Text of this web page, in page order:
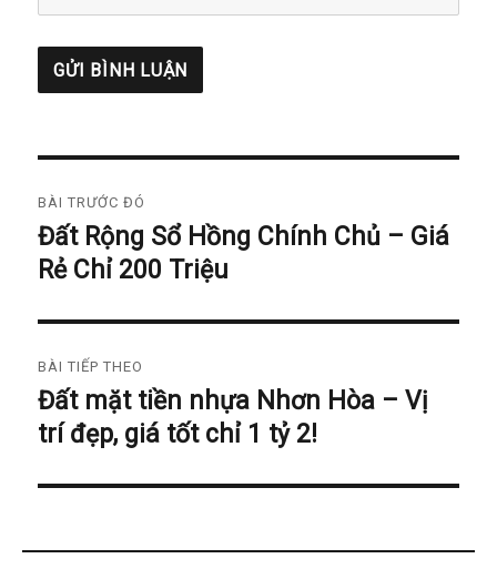
hướng
bài
viết
BÀI TRƯỚC ĐÓ
Bài
trước
Đất Rộng Sổ Hồng Chính Chủ – Giá
Rẻ Chỉ 200 Triệu
BÀI TIẾP THEO
Bài
tiếp
Đất mặt tiền nhựa Nhơn Hòa – Vị
trí đẹp, giá tốt chỉ 1 tỷ 2!